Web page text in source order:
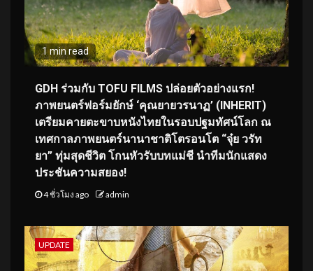
1 min read
GDH ร่วมกับ TOFU FILMS ปล่อยตัวอย่างแรก!
ภาพยนตร์ฟอร์มยักษ์ ‘คุณยายวรนาฏ’ (INHERIT)
เตรียมคายตะขาบหนังไทยในรอบปฐมทัศน์โลก ณ
เทศกาลภาพยนตร์นานาชาติโตรอนโต “จุ๋ย วรัท
ยา” ทุ่มสุดชีวิต โกนหัวรับบทแม่ชี นำทีมนักแสดง
ประชันความสยอง!
4 ชั่วโมง ago admin
UPDATE